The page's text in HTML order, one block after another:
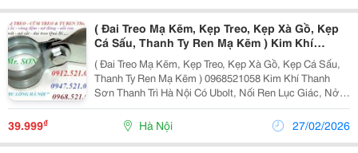
( Đai Treo Mạ Kẽm, Kẹp Treo, Kẹp Xà Gồ, Kẹp
Cá Sấu, Thanh Ty Ren Mạ Kẽm ) Kim Khí
Thanh Sơn Thanh Trì Hà Nội Có Ubolt, Nối Ren
Lục Giác, Nở Đạn
M20,M16,M14,M12,M10,M8,M6 Mạ Kẽm, Nở 3
Cánh
( Đai Treo Mạ Kẽm, Kẹp Treo, Kẹp Xà Gồ, Kẹp Cá Sấu,
Thanh Ty Ren Mạ Kẽm ) 0968521058 Kim Khí Thanh
Sơn Thanh Trì Hà Nội Có Ubolt, Nối Ren Lục Giác, Nở
Đạn M20,M16,M14,M12,M10,M8,M6 Mạ Kẽm, Nở 3
Cánh, Nở Sắt, Nở Móc Câu, Nở Sắt Móc Tròn Mạ
39.999₫ Hà Nội 27/02/2026